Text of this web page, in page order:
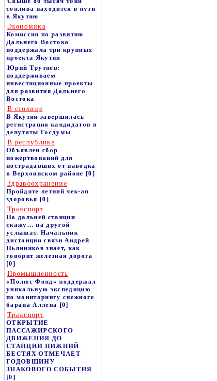
топлива находится в пути
в Якутию
Экономика
Комиссия по развитию
Дальнего Востока
поддержала три крупных
проекта Якутии
Юрий Трутнев:
поддерживаем
инвестиционные проекты
для развития Дальнего
Востока
В столице
В Якутии завершилась
регистрация кандидатов в
депутаты Госдумы
В республике
Объявлен сбор
пожертвований для
пострадавших от паводка
в Верхоянском районе [0]
Здравоохранение
Пройдите летний чек-ап
здоровья [0]
Транспорт
На дальней станции
скажу… на другой
услышат. Начальник
дистанции связи Андрей
Пьянников знает, как
говорит железная дорога
[0]
Промышленность
«Полюс Фонд» поддержал
уникальную экспедицию
по мониторингу снежного
барана Аллена [0]
Транспорт
ОТКРЫТИЕ
ПАССАЖИРСКОГО
ДВИЖЕНИЯ ДО
СТАНЦИИ НИЖНИЙ
БЕСТЯХ ОТМЕЧАЕТ
ГОДОВЩИНУ
ЗНАКОВОГО СОБЫТИЯ
[0]